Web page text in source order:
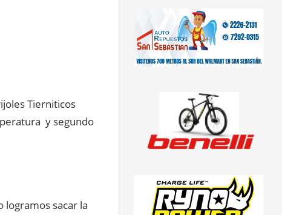
Tierniticos
y segundo
logramos sacar la